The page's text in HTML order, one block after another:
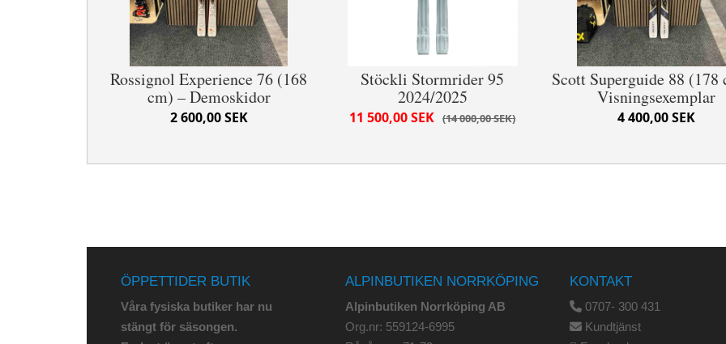
Rossignol Experience 76 (168
cm) – Demoskidor
2 600,00 SEK
Stöckli Stormrider 95
2024/2025
14 000,00 SEK
11 500,00 SEK
Scott Superguide 88 (178
Visningsexemplar
4 400,00 SEK
ÖPPETTIDER BUTIK
Våra fysiska butiker har nu
stängt för säsongen.
ALPINBUTIKEN NORRKÖPING
Alpinbutiken Norrköping AB
Org.nr: 559124-6995
KONTAKT
0707- 300 431
Kundtjänst